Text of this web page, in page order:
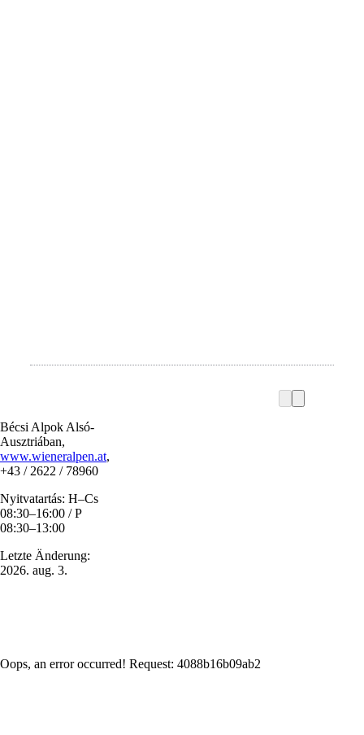
Bécsi Alpok Alsó-
Ausztriában,
www.wieneralpen.at,
+43 / 2622 / 78960
Nyitvatartás: H–Cs
08:30–16:00 / P
08:30–13:00
Letzte Änderung:
2026. aug. 3.
Oops, an error occurred! Request: 4088b16b09ab2